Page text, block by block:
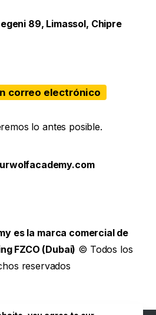
89, Limassol, Chipre
correo electrónico
lo antes posible.
es la marca comercial de
FZCO (Dubai) © Todos los
reservados